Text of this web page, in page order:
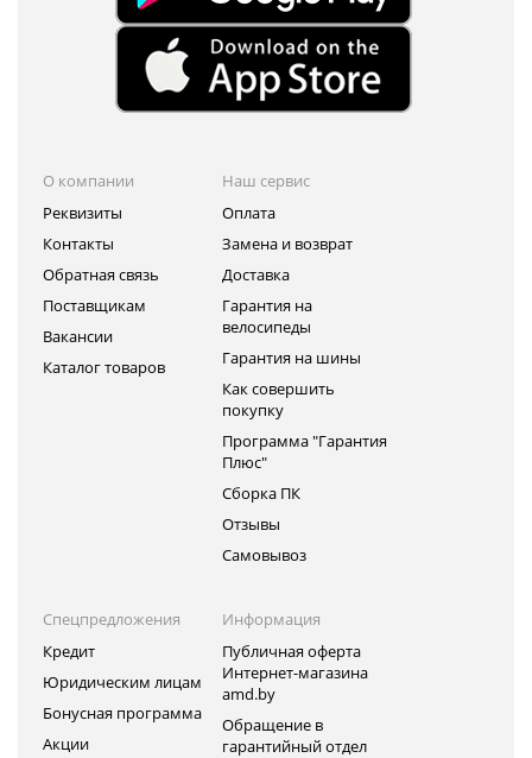
О компании
Реквизиты
Контакты
Обратная связь
Поставщикам
Вакансии
Каталог товаров
Наш сервис
Оплата
Замена и возврат
Доставка
Гарантия на
велосипеды
Гарантия на шины
Как совершить
покупку
Программа "Гарантия
Плюс"
Сборка ПК
Отзывы
Самовывоз
Спецпредложения
Кредит
Юридическим лицам
Бонусная программа
Акции
Информация
Публичная оферта
Интернет-магазина
amd.by
Обращение в
гарантийный отдел